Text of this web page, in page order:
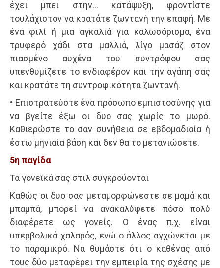
έχει μπει στην… κατάψυξη, φροντίστε
τουλάχιστον να κρατάτε ζωντανή την επαφή. Με
ένα φιλί ή μια αγκαλιά για καλωσόρισμα, ένα
τρυφερό χάδι στα μαλλιά, λίγο μασάζ στον
πιασμένο αυχένα του συντρόφου σας
υπενθυμίζετε το ενδιαφέρον και την αγάπη σας
και κρατάτε τη συντροφικότητα ζωντανή.
• Επιστρατεύστε ένα πρόσωπο εμπιστοσύνης για
να βγείτε έξω οι δυο σας χωρίς το μωρό.
Καθιερώστε το σαν συνήθεια σε εβδομαδιαία ή
έστω μηνιαία βάση και δεν θα το μετανιώσετε.
5η παγίδα
Τα γονεϊκά σας στιλ συγκρούονται
Καθώς οι δυο σας μεταμορφώνεστε σε μαμά και
μπαμπά, μπορεί να ανακαλύψετε πόσο πολύ
διαφέρετε ως γονείς. Ο ένας π.χ. είναι
υπερβολικά χαλαρός, ενώ ο άλλος αγχώνεται με
το παραμικρό. Να θυμάστε ότι ο καθένας από
τους δύο μεταφέρει την εμπειρία της σχέσης με